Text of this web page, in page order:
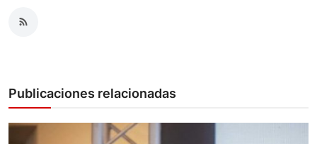
Publicaciones relacionadas